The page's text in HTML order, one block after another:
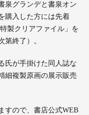
泉グランデと書泉オン
購入した方には先着
製クリアファイル」を
第終了）。
氏が手掛けた同人誌な
細複製原画の展示販売
すので、書店公式WEB